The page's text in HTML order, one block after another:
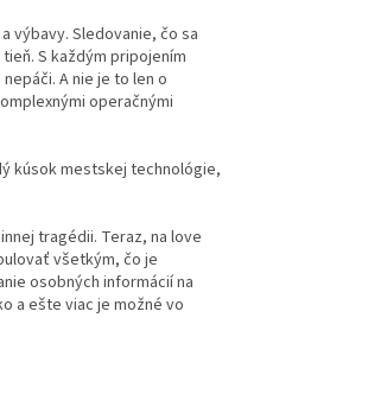
výbavy. Sledovanie, čo sa
S každým pripojením
A nie je to len o
operačnými
kúsok mestskej technológie,
tragédii. Teraz, na love
všetkým, čo je
osobných informácií na
a ešte viac je možné vo